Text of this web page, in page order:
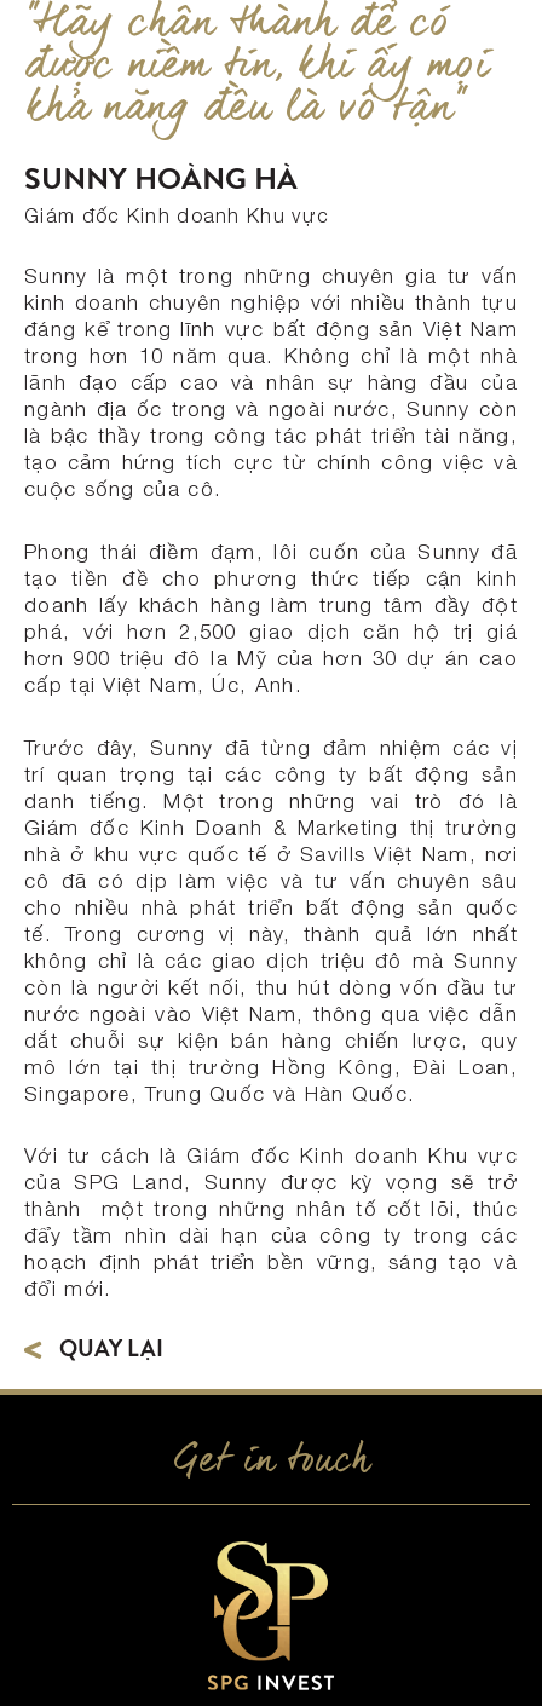
"Hãy chân thành để có
được niềm tin, khi ấy mọi
khả năng đều là vô tận"
SUNNY HOÀNG HÀ
Giám đốc Kinh doanh Khu vực
Sunny là một trong những chuyên gia tư vấn
kinh doanh chuyên nghiệp với nhiều thành tựu
đáng kể trong lĩnh vực bất động sản Việt Nam
trong hơn 10 năm qua. Không chỉ là một nhà
lãnh đạo cấp cao và nhân sự hàng đầu của
ngành địa ốc trong và ngoài nước, Sunny còn
là bậc thầy trong công tác phát triển tài năng,
tạo cảm hứng tích cực từ chính công việc và
cuộc sống của cô.
Phong thái điềm đạm, lôi cuốn của Sunny đã
tạo tiền đề cho phương thức tiếp cận kinh
doanh lấy khách hàng làm trung tâm đầy đột
phá, với hơn 2,500 giao dịch căn hộ trị giá
hơn 900 triệu đô la Mỹ của hơn 30 dự án cao
cấp tại Việt Nam, Úc, Anh.
Trước đây, Sunny đã từng đảm nhiệm các vị
trí quan trọng tại các công ty bất động sản
danh tiếng. Một trong những vai trò đó là
Giám đốc Kinh Doanh & Marketing thị trường
nhà ở khu vực quốc tế ở Savills Việt Nam, nơi
cô đã có dịp làm việc và tư vấn chuyên sâu
cho nhiều nhà phát triển bất động sản quốc
tế. Trong cương vị này, thành quả lớn nhất
không chỉ là các giao dịch triệu đô mà Sunny
còn là người kết nối, thu hút dòng vốn đầu tư
nước ngoài vào Việt Nam, thông qua việc dẫn
dắt chuỗi sự kiện bán hàng chiến lược, quy
mô lớn tại thị trường Hồng Kông, Đài Loan,
Singapore, Trung Quốc và Hàn Quốc.
Với tư cách là Giám đốc Kinh doanh Khu vực
của SPG Land, Sunny được kỳ vọng sẽ trở
thành một trong những nhân tố cốt lõi, thúc
đẩy tầm nhìn dài hạn của công ty trong các
hoạch định phát triển bền vững, sáng tạo và
đổi mới.
QUAY LẠI
Get in touch